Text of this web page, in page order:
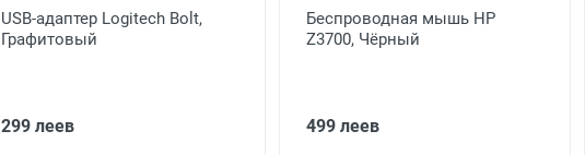
USB-адаптер Logitech Bolt,
Графитовый
299 леев
Беcпроводная мышь HP
Z3700, Чёрный
499 леев